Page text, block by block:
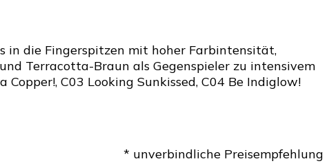
in die Fingerspitzen mit hoher Farbintensität,
Terracotta-Braun als Gegenspieler zu intensivem
C03 Looking Sunkissed, C04 Be Indiglow!
* unverbindliche Preisempfehlung